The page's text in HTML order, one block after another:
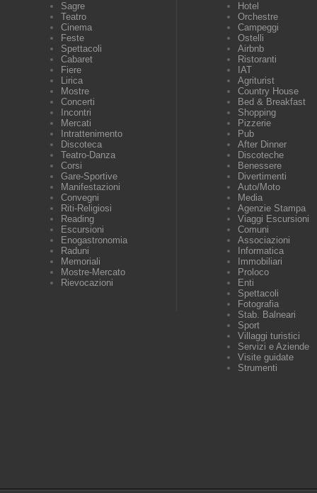
Sagre
Teatro
Cinema
Feste
Spettacoli
Cabaret
Fiere
Lirica
Mostre
Concerti
Incontri
Mercati
Intrattenimento
Discoteca
Teatro-Danza
Corsi
Gare-Sportive
Manifestazioni
Convegni
Riti-Religiosi
Reading
Escursioni
Enogastronomia
Raduni
Memoriali
Mostre-Mercato
Rievocazioni
Hotel
Orchestre
Campeggi
Ostelli
Airbnb
Ristoranti
IAT
Agriturist
Country House
Bed & Breakfast
Shopping
Pizzerie
Pub
After Dinner
Discoteche
Benessere
Divertimenti
Auto/Moto
Media
Agenzie Stampa
Viaggi Escursioni
Comuni
Associazioni
Informatica
Immobiliari
Proloco
Enti
Spettacoli
Fotografia
Stab. Balneari
Sport
Villaggi turistici
Servizi e Aziende
Visite guidate
Strumenti